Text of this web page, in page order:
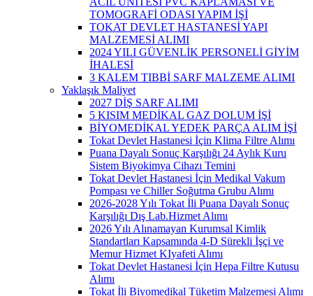
TOMOGRAFİ ODASI YAPIM İŞİ
TOKAT DEVLET HASTANESİ YAPI
MALZEMESİ ALIMI
2024 YILI GÜVENLİK PERSONELİ GİYİM
İHALESİ
3 KALEM TIBBİ SARF MALZEME ALIMI
Yaklaşık Maliyet
2027 DİŞ SARF ALIMI
5 KISIM MEDİKAL GAZ DOLUM İŞİ
BİYOMEDİKAL YEDEK PARÇA ALIM İŞİ
Tokat Devlet Hastanesi İçin Klima Filtre Alımı
Puana Dayalı Sonuç Karşılığı 24 Aylık Kuru
Sistem Biyokimya Cihazı Temini
Tokat Devlet Hastanesi İçin Medikal Vakum
Pompası ve Chiller Soğutma Grubu Alımı
2026-2028 Yılı Tokat İli Puana Dayalı Sonuç
Karşılığı Dış Lab.Hizmet Alımı
2026 Yılı Alınamayan Kurumsal Kimlik
Standartları Kapsamında 4-D Sürekli İşçi ve
Memur Hizmet KIyafeti Alımı
Tokat Devlet Hastanesi İçin Hepa Filtre Kutusu
Alımı
Tokat İli Biyomedikal Tüketim Malzemesi Alımı